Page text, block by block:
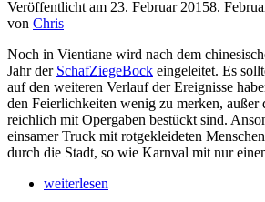
Veröffentlicht am 23. Februar 20158.
von Chris
Noch in Vientiane wird nach dem
Jahr der SchafZiegeBock eingeleitet. Es
auf den weiteren Verlauf der Ereignisse
den Feierlichkeiten wenig zu merken, außer
reichlich mit Opergaben bestückt sind.
einsamer Truck mit rotgekleideten
durch die Stadt, so wie Karnval mit nur
weiterlesen